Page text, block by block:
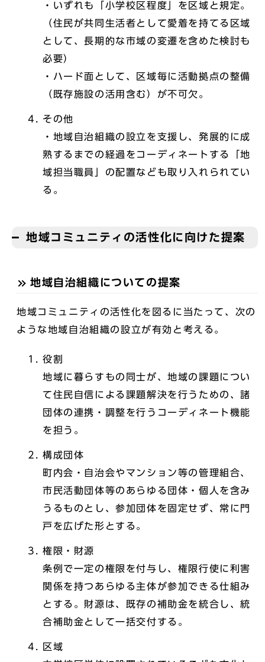
・いずれも「小学校区程度」を区域と規定。
（住民が共同生活者として愛着を持てる区域
として、長期的な市域の変遷を含めた検討も
必要）
・ハード面として、区域毎に活動拠点の整備
（既存施設の活用含む）が不可欠。
その他
・地域自治組織の設立を支援し、発展的に成
熟するまでの経過をコーディネートする「地
域担当職員」の配置なども取り入れられてい
る。
地域コミュニティの活性化に向けた提案
地域自治組織についての提案
地域コミュニティの活性化を図るに当たって、次の
ような地域自治組織の設立が有効と考える。
役割
地域に暮らすもの同士が、地域の課題につい
て住民自信による課題解決を行うための、諸
団体の連携・調整を行うコーディネート機能
を担う。
構成団体
町内会・自治会やマンション等の管理組合、
市民活動団体等のあらゆる団体・個人を含み
うるものとし、参加団体を固定せず、常に門
戸を広げた形とする。
権限・財源
条例で一定の権限を付与し、権限行使に利害
関係を持つあらゆる主体が参加できる仕組み
とする。財源は、既存の補助金を統合し、統
合補助金として一括交付する。
区域